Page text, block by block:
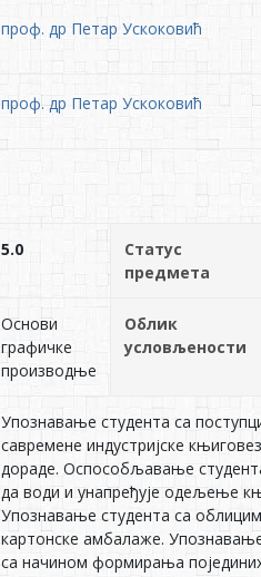
проф. др Петар Ускоковић
проф. др Петар Ускоковић
5.0
Статус
предмета
Основи
графичке
производње
Облик
условљености
Упознавање студента са
савремене индустријске
дораде. Оспособљавање
да води и унапређује одељење
Упознавање студента са
картонске амбалаже.
са начином формирања